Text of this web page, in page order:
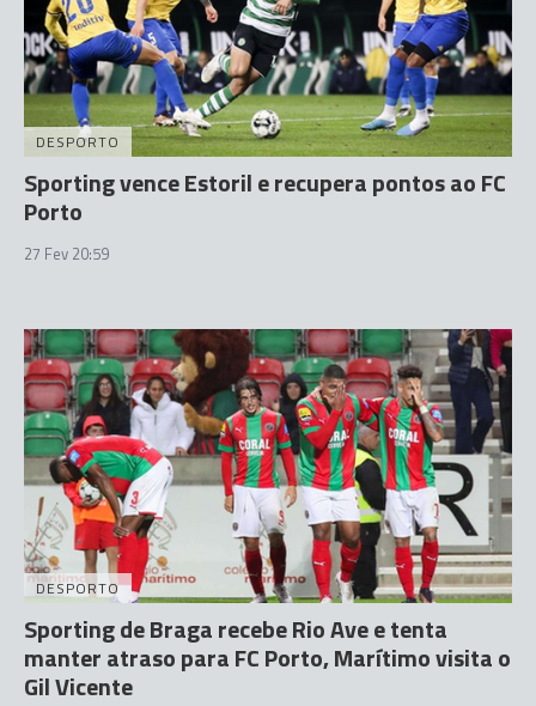
DESPORTO
Sporting vence Estoril e recupera pontos ao FC
Porto
27 Fev 20:59
DESPORTO
Sporting de Braga recebe Rio Ave e tenta
manter atraso para FC Porto, Marítimo visita o
Gil Vicente